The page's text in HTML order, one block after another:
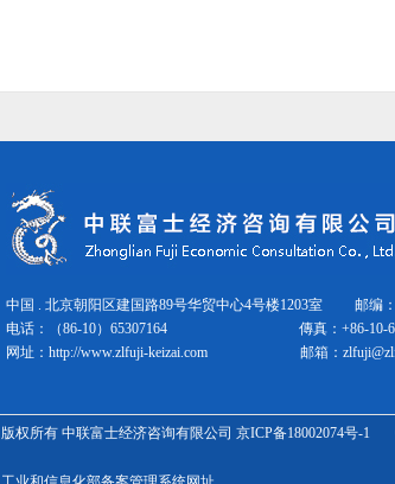
中国 . 北京朝阳区建国路89号华贸中心4号楼1203室 邮编：
电话：（86-10）65307164
傳真： +86-10-
网址： http://www.zlfuji-keizai.com 邮箱：
版权所有 中联富士经济咨询有限公司 京ICP备18002074号-1